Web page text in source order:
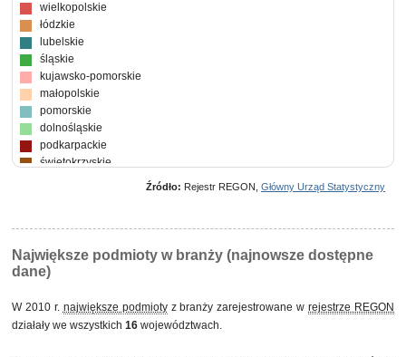
wielkopolskie
łódzkie
lubelskie
śląskie
kujawsko-pomorskie
małopolskie
pomorskie
dolnośląskie
podkarpackie
świętokrzyskie
warmińsko-mazurskie
opolskie
Źródło: Rejestr REGON, Główny Urząd Statystyczny
Największe podmioty w branży (najnowsze dostępne
dane)
W 2010 r. największe podmiotyz branży zarejestrowane wrejestrze REGON
działały we wszystkich 16 województwach.